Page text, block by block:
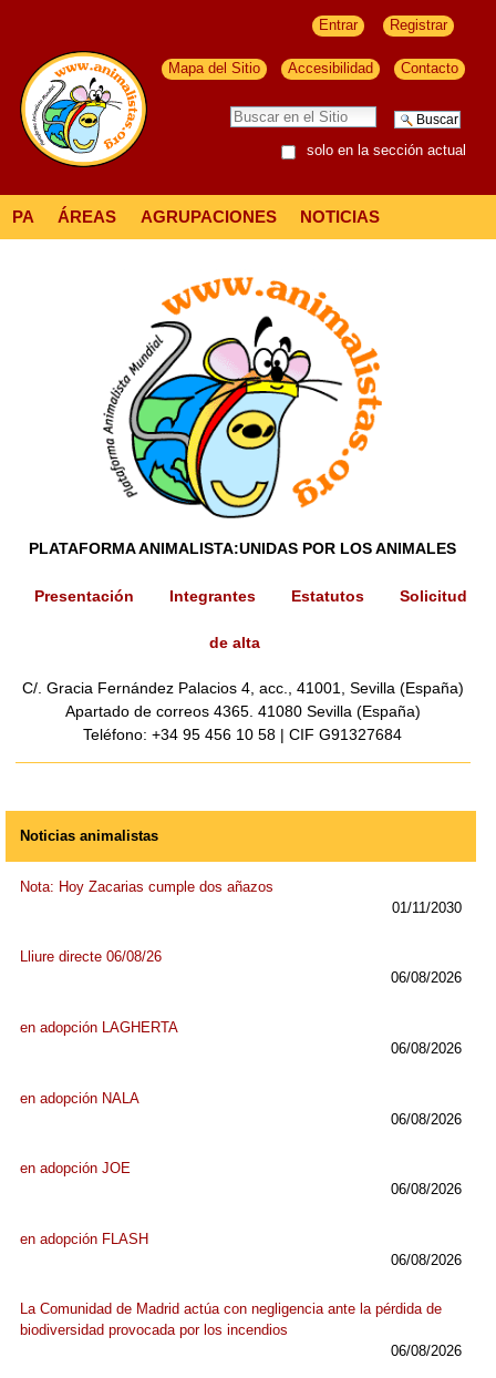
Entrar Registrar
Mapa del Sitio Accesibilidad Contacto
solo en la sección actual
PA ÁREAS AGRUPACIONES NOTICIAS
PLATAFORMA ANIMALISTA:UNIDAS POR LOS ANIMALES
Presentación Integrantes Estatutos Solicitud
de alta
C/. Gracia Fernández Palacios 4, acc., 41001, Sevilla (España)
Apartado de correos 4365. 41080 Sevilla (España)
Teléfono: +34 95 456 10 58 | CIF G91327684
Noticias animalistas
Nota: Hoy Zacarias cumple dos añazos
01/11/2030
Lliure directe 06/08/26
06/08/2026
en adopción LAGHERTA
06/08/2026
en adopción NALA
06/08/2026
en adopción JOE
06/08/2026
en adopción FLASH
06/08/2026
La Comunidad de Madrid actúa con negligencia ante la pérdida de
biodiversidad provocada por los incendios
06/08/2026